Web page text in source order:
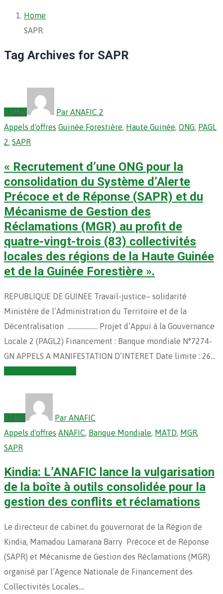
Home
SAPR
Tag Archives for SAPR
03Mar
Par ANAFIC 2
Appels d'offres Guinée Forestière, Haute Guinée, ONG, PAGL
2, SAPR
« Recrutement d’une ONG pour la
consolidation du Système d’Alerte
Précoce et de Réponse (SAPR) et du
Mécanisme de Gestion des
Réclamations (MGR) au profit de
quatre-vingt-trois (83) collectivités
locales des régions de la Haute Guinée
et de la Guinée Forestière ».
REPUBLIQUE DE GUINEE Travail-justice– solidarité
Ministère de l’Administration du Territoire et de la
Décentralisation ……………….. Projet d’Appui à la Gouvernance
Locale 2 (PAGL2) Financement : Banque mondiale N°7274-
GN APPELS A MANIFESTATION D’INTERET Date limite : 26…
07 Juil
Par ANAFIC
Appels d'offres ANAFIC Banque Mondiale MATD MGR
SAPR
Kindia: L’ANAFIC lance la vulgarisation
de la boîte à outils consolidée pour la
gestion des conflits et réclamations
Le directeur de cabinet du gouvernorat de la Région de
Kindia, Mamadou Lamarana Barry Précoce et de Réponse
(SAPR) et Mécanisme de Gestion des Réclamations (MGR)
organisé par l’Agence Nationale de Financement des
Collectivités Locales.…